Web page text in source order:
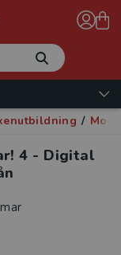
/
4 - Digital